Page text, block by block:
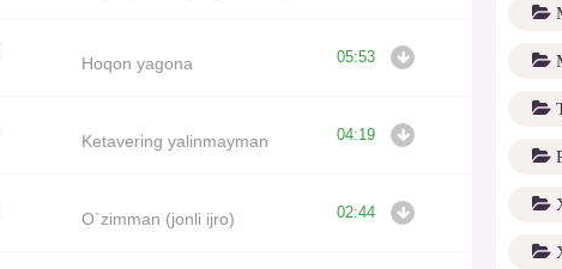
Hoqon yagona 05:53
Ketavering yalinmayman 04:19
O`zimman (jonli ijro) 02:44